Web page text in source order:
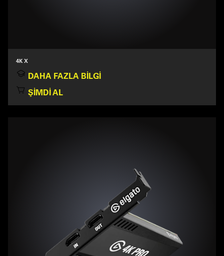
4K X
DAHA FAZLA BILGI
ŞIMDI AL